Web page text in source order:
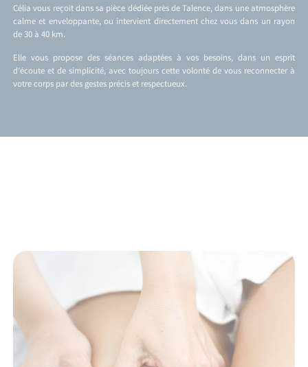
Célia vous reçoit dans sa pièce dédiée près de Talence, dans une atmosphère
calme et enveloppante, ou intervient directement chez vous dans un rayon
de 30 à 40 km.
Elle vous propose des séances adaptées à vos besoins, dans un esprit
d’écoute et de simplicité, avec toujours cette volonté de vous reconnecter à
votre corps par des gestes précis et respectueux.